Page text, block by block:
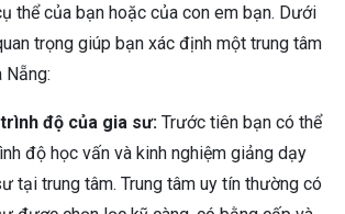
thể của bạn hoặc của con em bạn. Dưới
trọng giúp bạn xác định một trung tâm
độ của gia sư: Trước tiên bạn có thể
độ học vấn và kinh nghiệm giảng dạy
tại trung tâm. Trung tâm uy tín thường có